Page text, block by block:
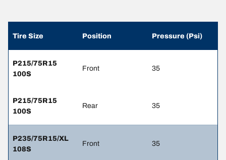
Tire Size Position Pressure (Psi)
P215/75R15
100S
Front 35
P215/75R15
100S
Rear 35
P235/75R15/XL
108S
Front 35